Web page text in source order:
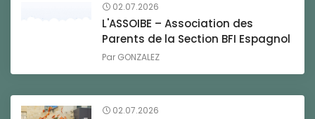
02.07.2026
L'ASSOIBE – Association des
Parents de la Section BFI Espagnol
Par GONZALEZ
02.07.2026